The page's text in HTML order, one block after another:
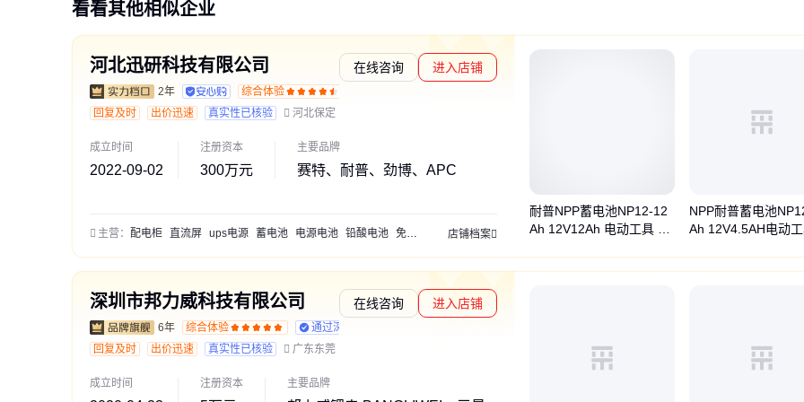
看看其他相似企业
河北迅研科技有限公司
2年 综合体验
在线咨询 进入店铺
回复及时 出价迅速 真实性已核验 河北保定
成立时间
2022-09-02
注册资本
300万元
主要品牌
赛特、耐普、劲博、APC
主营： 配电柜 直流屏 ups电源 蓄电池 电源电池 铅酸电池 免维护电池 工业电瓶 应急电源 直流电源 电源控制 备用电源 储能电源 电源机房
店铺档案
耐普NPP蓄电池NP12-12
Ah 12V12Ah 电动工具 应
NPP耐普蓄电池
Ah 12V4.5AH电动工
深圳市邦力威科技有限公司
6年 综合体验 通过深度核验
在线咨询 进入店铺
回复及时 出价迅速 真实性已核验 广东东莞
成立时间 注册资本 主要品牌